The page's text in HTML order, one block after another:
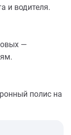
и водителя.
—
полис на